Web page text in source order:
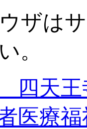
ザは
。
四天王
医療